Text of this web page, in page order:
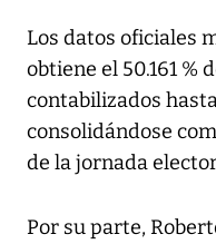
Los datos oficiales
obtiene el 50.161 %
contabilizados
consolidándose
de la jornada
Por su parte,